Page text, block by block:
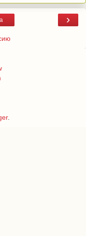
›
.